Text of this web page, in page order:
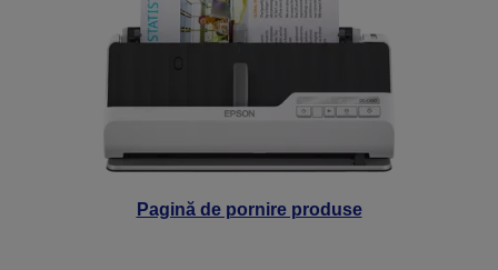
Pagină de pornire produse